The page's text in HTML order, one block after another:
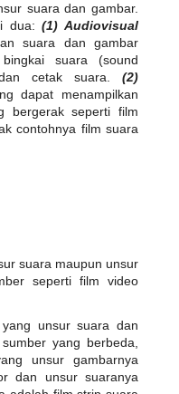
suara dan gambar.
dua:(1) Audiovisual
suara dan gambar
suara (sound
cetak suara. (2)
dapat menampilkan
bergerak seperti film
contohnya film suara
suara maupun unsur
seperti film video
yang unsur suara dan
yang berbeda,
unsur gambarnya
dan unsur suaranya